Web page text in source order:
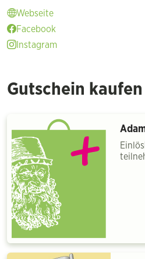
Webseite
Facebook
Instagram
Gutschein kaufen